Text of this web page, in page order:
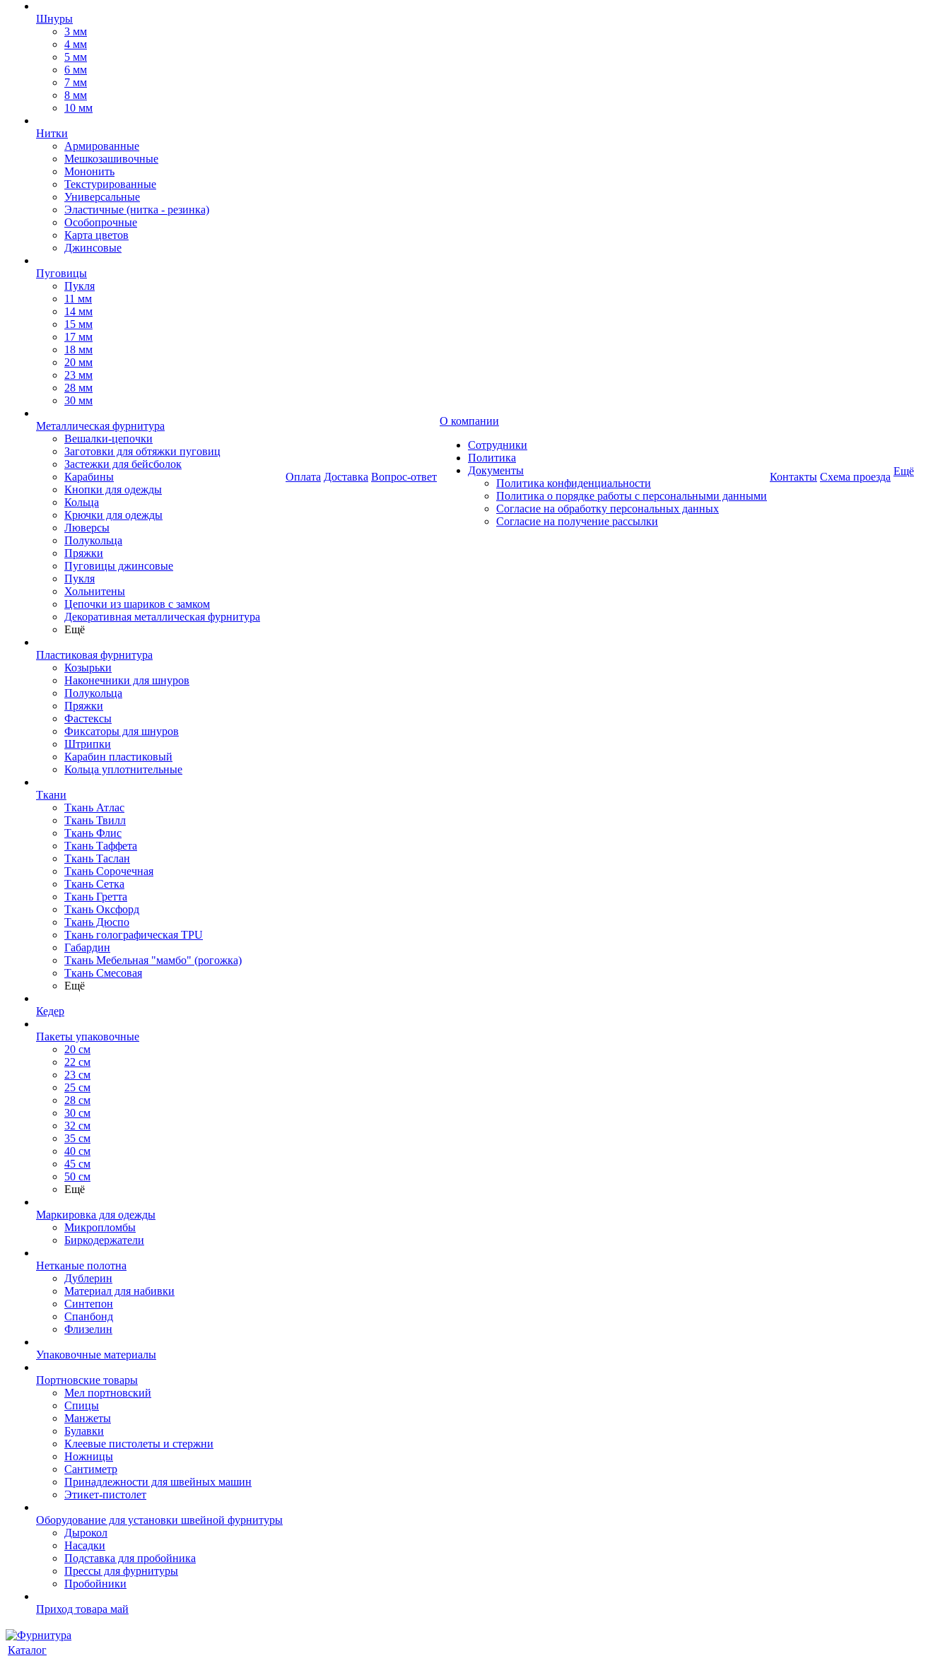
Шнуры
3 мм
4 мм
5 мм
6 мм
7 мм
8 мм
10 мм
Нитки
Армированные
Мешкозашивочные
Мононить
Текстурированные
Универсальные
Эластичные (нитка - резинка)
Особопрочные
Карта цветов
Джинсовые
Пуговицы
Пукля
11 мм
14 мм
15 мм
17 мм
18 мм
20 мм
23 мм
28 мм
30 мм
Металлическая фурнитура
Вешалки-цепочки
Заготовки для обтяжки пуговиц
Застежки для бейсболок
Карабины
Кнопки для одежды
Кольца
Крючки для одежды
Люверсы
Полукольца
Пряжки
Пуговицы джинсовые
Пукля
Хольнитены
Цепочки из шариков с замком
Декоративная металлическая фурнитура
Ещё
Пластиковая фурнитура
Козырьки
Наконечники для шнуров
Полукольца
Пряжки
Фастексы
Фиксаторы для шнуров
Штрипки
Карабин пластиковый
Кольца уплотнительные
Ткани
Ткань Атлас
Ткань Твилл
Ткань Флис
Ткань Таффета
Ткань Таслан
Ткань Сорочечная
Ткань Сетка
Ткань Гретта
Ткань Оксфорд
Ткань Дюспо
Ткань голографическая TPU
Габардин
Ткань Мебельная "мамбо" (рогожка)
Ткань Смесовая
Ещё
Кедер
Пакеты упаковочные
20 см
22 см
23 см
25 см
28 см
30 см
32 см
35 см
40 см
45 см
50 см
Ещё
Маркировка для одежды
Микропломбы
Биркодержатели
Нетканые полотна
Дублерин
Материал для набивки
Синтепон
Спанбонд
Флизелин
Упаковочные материалы
Портновские товары
Мел портновский
Спицы
Манжеты
Булавки
Клеевые пистолеты и стержни
Ножницы
Сантиметр
Принадлежности для швейных машин
Этикет-пистолет
Оборудование для установки швейной фурнитуры
Дырокол
Насадки
Подставка для пробойника
Прессы для фурнитуры
Пробойники
Приход товара май
Оплата Доставка Вопрос-ответ
О компании
Сотрудники
Политика
Документы
Политика конфиденциальности
Политика о порядке работы с персональными данными
Согласие на обработку персональных данных
Согласие на получение рассылки
Контакты Схема проезда Ещё
Каталог